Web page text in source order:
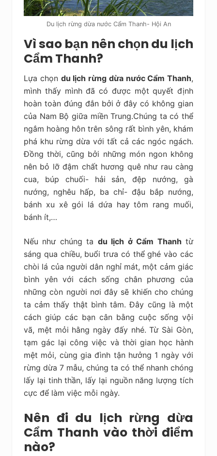
Du lịch rừng dừa nước Cẩm Thanh- Hội An
Vì sao bạn nên chọn du lịch
Cẩm Thanh?
Lựa chọn du lịch rừng dừa nước Cẩm Thanh,
mình thấy mình đã có được một quyết định
hoàn toàn đúng đắn bởi ở đây có không gian
của Nam Bộ giữa miền Trung.Chúng ta có thể
ngắm hoàng hôn trên sông rất bình yên, khám
phá khu rừng dừa với tất cả các ngóc ngách.
Đồng thời, cũng bởi những món ngon không
nên bỏ lỡ đậm chất hương quê như rau càng
cua, búp chuối- hải sản, đệp nướng, gà
nướng, nghêu hấp, ba chỉ- đậu bắp nướng,
bánh xu xê gói lá dứa hay tôm rang muối,
bánh ít,…
Nếu như chúng ta du lịch ở Cẩm Thanh từ
sáng qua chiều, buổi trưa có thể ghé vào các
chòi lá của người dân nghỉ mát, một cảm giác
bình yên với cách sống chân phương của
những còn người nơi đây sẽ khiến cho chúng
ta cảm thấy thật bình tâm. Đây cũng là một
cách giúp các bạn cân bằng cuộc sống vội
vã, mệt mỏi hằng ngày đấy nhé. Từ Sài Gòn,
tạm gác lại công việc và thời gian học hành
mệt mỏi, cùng gia đình tận hưởng 1 ngày với
rừng dừa 7 mẫu, chúng ta có thể nhanh chóng
lấy lại tinh thần, lấy lại nguồn năng lượng tích
cực để làm việc mỗi ngày.
Nên đi du lịch rừng dừa
Cẩm Thanh vào thời điểm
nào?